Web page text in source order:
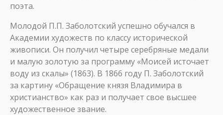
поэта.
Молодой П.П. Заболотский успешно обучался в
Академии художеств по классу исторической
живописи. Он получил четыре серебряные медали
и малую золотую за программу «Моисей источает
воду из скалы» (1863). В 1866 году П. Заболотский
за картину «Обращение князя Владимира в
христианство» как раз и получает свое высшее
художественное звание.